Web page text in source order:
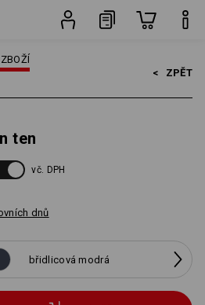
< ZPĚT
ten
vč. DPH
dnů
břidlicová modrá